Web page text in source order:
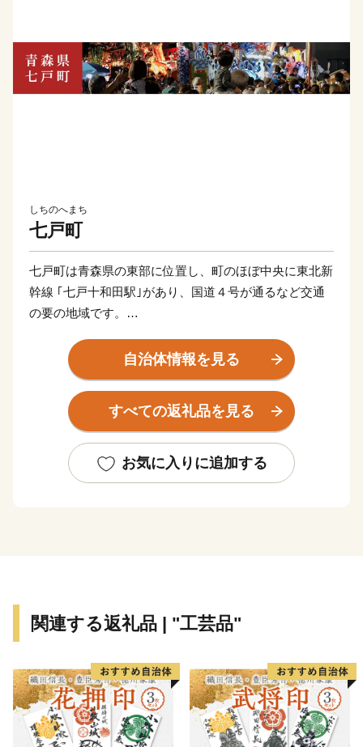
しちのへまち
七戸町
七戸町は青森県の東部に位置し、町のほぼ中央に東北新
幹線 ｢七戸十和田駅｣があり、国道４号が通るなど交通
の要の地域です。
特産品も多く、全国的に有名な「長芋」や「にんにく」
をはじめ、様々な農産品の産地としても知られていま
「一里塚」が有名です。
現在は国史跡に指定されている「二ッ森貝塚」が、世界
人気の憩いのスポットです。
現在の七戸町は、 ２００５年３月３１日に 旧七戸町と
天間林村が合併して発足しました。
「潤いと彩りあふれる田園文化都市を目指して」の実現
に向け、「広域連携型のまちづくり」、「地域経済自立
自治体情報を見る
すべての返礼品を見る
お気に入りに追加する
関連する返礼品 | "工芸品"